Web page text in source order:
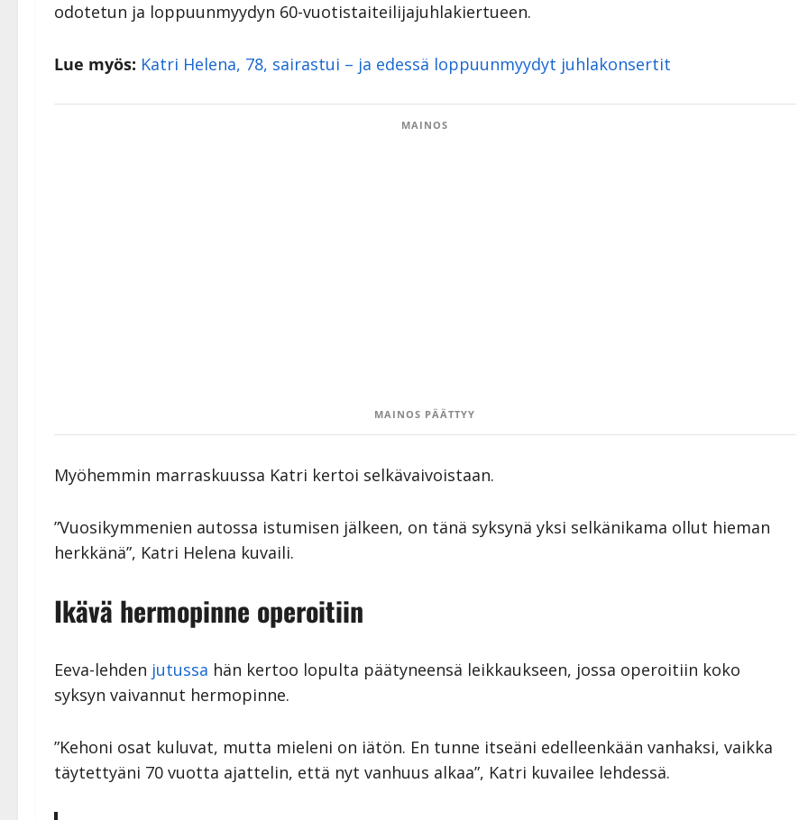
odotetun ja loppuunmyydyn 60-vuotistaiteilijajuhlakiertueen.
Lue myös: Katri Helena, 78, sairastui – ja edessä loppuunmyydyt juhlakonsertit
MAINOS
MAINOS PÄÄTTYY
Myöhemmin marraskuussa Katri kertoi selkävaivoistaan.
”Vuosikymmenien autossa istumisen jälkeen, on tänä syksynä yksi selkänikama ollut hieman
herkkänä”, Katri Helena kuvaili.
Ikävä hermopinne operoitiin
Eeva-lehden jutussa hän kertoo lopulta päätyneensä leikkaukseen, jossa operoitiin koko
syksyn vaivannut hermopinne.
”Kehoni osat kuluvat, mutta mieleni on iätön. En tunne itseäni edelleenkään vanhaksi, vaikka
täytettyäni 70 vuotta ajattelin, että nyt vanhuus alkaa”, Katri kuvailee lehdessä.